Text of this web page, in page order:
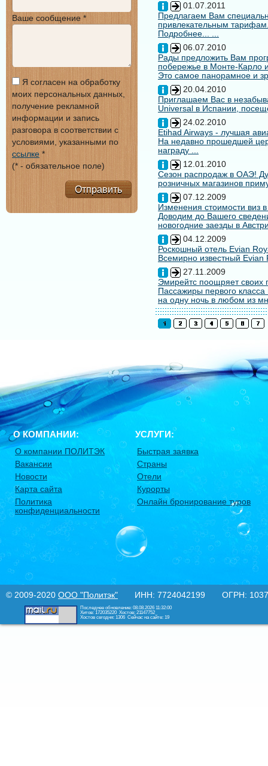
01.07.2011
Предлагаем Вам
привлекательным
Подробнее... ...
06.07.2010
Рады предложить Вам
побережье в Монте-Карло
Это самое панорамное и
20.04.2010
Приглашаем Вас в
Universal в Испании,
24.02.2010
Etihad Airways - лучшая
На недавно прошедшей
награду ...
12.01.2010
Сезон распродаж в ОАЭ!
розничных магазинов
07.12.2009
Изменения стоимости виз
Доводим до Вашего
новогодние заезды в
04.12.2009
Роскошный отель Evian
Всемирно известный
27.11.2009
Эмирейтс поощряет своих
Пассажиры первого
на одну ночь в любом из
Ваше сообщение *
Я согласен на обработку
моих персональных данных,
получение рекламной
информации и запись
разговора в соответствии с
условиями, указанными по
ссылке *
(* - обязательное поле)
Отправить
О КОМПАНИИ:
О компании ПОЛИТЭК
Вакансии
Новости
Карта сайта
Политика
конфиденциальности
УСЛУГИ:
Быстрая заявка
Страны
Отели
Курорты
Онлайн бронирование туров
© 2009-2020 ООО "Политэк" ИНН: 7724042199 ОГРН:
Последнее обновление: 08.08.2026 11:32:00
Хитов: 172035220 Хостов: 21147752
Хостов сегодня: 1306 Сейчас на сайте: 19